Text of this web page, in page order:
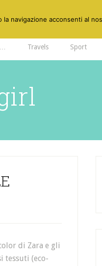
Travels Sport
di Zara e gli
tessuti (eco-
la navigazione acconsenti al